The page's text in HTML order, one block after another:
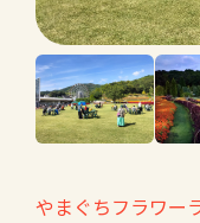
やまぐちフラワー